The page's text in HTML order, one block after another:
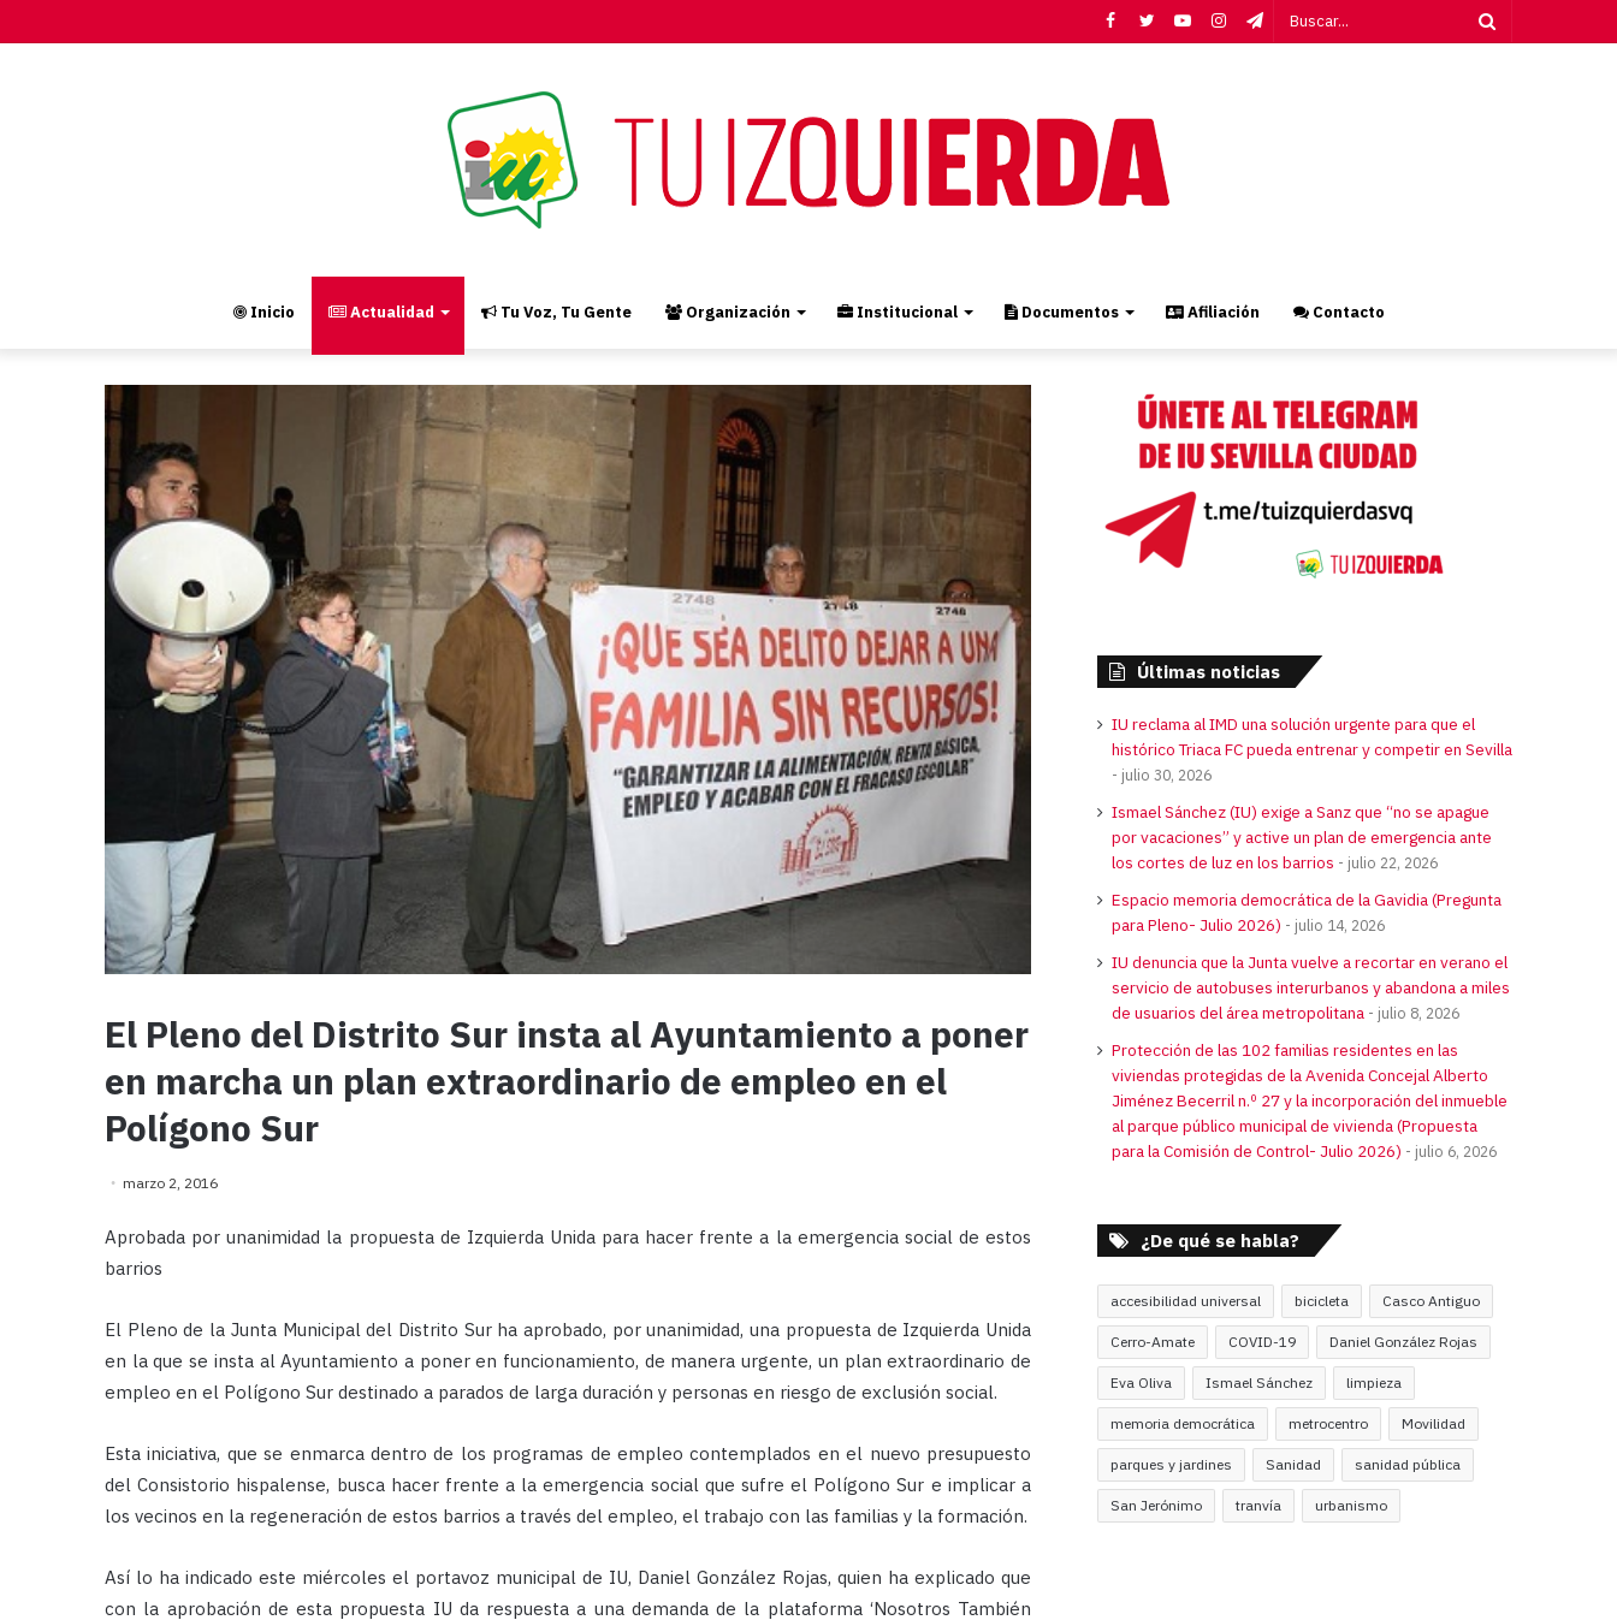
Telegram
Instagram
YouTube
Twitter
Facebook
Inicio Actualidad Tu Voz, Tu Gente Organización Institucional Documentos Afiliación Contacto
El Pleno del Distrito Sur insta al Ayuntamiento a poner
en marcha un plan extraordinario de empleo en el
Polígono Sur
marzo 2, 2016
Aprobada por unanimidad la propuesta de Izquierda Unida para hacer frente a la emergencia social de estos
barrios
El Pleno de la Junta Municipal del Distrito Sur ha aprobado, por unanimidad, una propuesta de Izquierda Unida
en la que se insta al Ayuntamiento a poner en funcionamiento, de manera urgente, un plan extraordinario de
empleo en el Polígono Sur destinado a parados de larga duración y personas en riesgo de exclusión social.
Esta iniciativa, que se enmarca dentro de los programas de empleo contemplados en el nuevo presupuesto
del Consistorio hispalense, busca hacer frente a la emergencia social que sufre el Polígono Sur e implicar a
los vecinos en la regeneración de estos barrios a través del empleo, el trabajo con las familias y la formación.
Así lo ha indicado este miércoles el portavoz municipal de IU, Daniel González Rojas, quien ha explicado que
con la aprobación de esta propuesta IU da respuesta a una demanda de la plataforma ‘Nosotros También
Últimas noticias
IU reclama al IMD una solución urgente para que el
histórico Triaca FC pueda entrenar y competir en Sevilla
julio 30, 2026
Ismael Sánchez (IU) exige a Sanz que “no se apague
por vacaciones” y active un plan de emergencia ante
los cortes de luz en los barrios
julio 22, 2026
Espacio memoria democrática de la Gavidia (Pregunta
para Pleno- Julio 2026)
julio 14, 2026
IU denuncia que la Junta vuelve a recortar en verano el
servicio de autobuses interurbanos y abandona a miles
de usuarios del área metropolitana
julio 8, 2026
Protección de las 102 familias residentes en las
viviendas protegidas de la Avenida Concejal Alberto
Jiménez Becerril n.º 27 y la incorporación del inmueble
al parque público municipal de vivienda (Propuesta
para la Comisión de Control- Julio 2026)
julio 6, 2026
¿De qué se habla?
accesibilidad universal bicicleta Casco Antiguo
Cerro-Amate COVID-19 Daniel González Rojas
Eva Oliva Ismael Sánchez limpieza
memoria democrática metrocentro Movilidad
parques y jardines Sanidad sanidad pública
San Jerónimo tranvía urbanismo